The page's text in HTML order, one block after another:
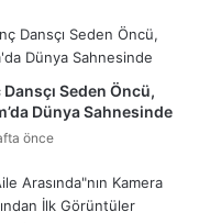
Seden Öncü,
Dünya Sahnesinde
önce